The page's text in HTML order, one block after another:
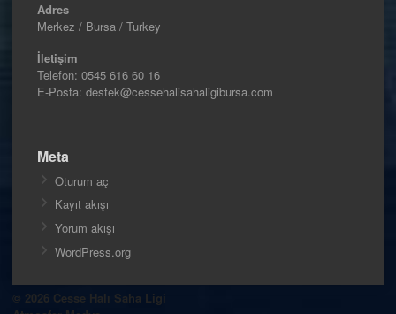
Adres
Merkez / Bursa / Turkey
İletişim
Telefon: 0545 616 60 16
E-Posta: destek@cessehalisahaligibursa.com
Meta
Oturum aç
Kayıt akışı
Yorum akışı
WordPress.org
© 2026 Cesse Halı Saha Ligi